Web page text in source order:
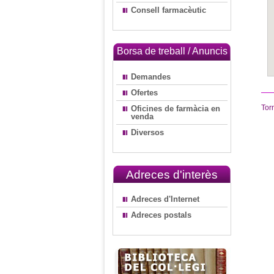
Consell farmacèutic
Borsa de treball / Anuncis
Demandes
Ofertes
Oficines de farmàcia en
venda
Diversos
Adreces d'interès
Adreces d'Internet
Adreces postals